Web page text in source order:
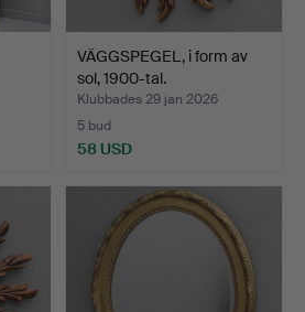
VÄGGSPEGEL, i form av
sol, 1900-tal.
Klubbades 29 jan 2026
5 bud
58 USD